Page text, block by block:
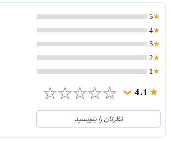
5
4
3
2
1
4.1
❯
☆
☆
☆
☆
☆
21
نظرتان را بنویسید